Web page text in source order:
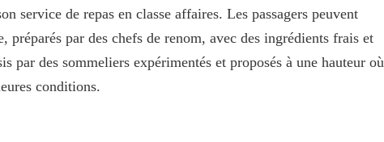
service de repas en classe affaires. Les passagers peuvent
préparés par des chefs de renom, avec des ingrédients frais et
par des sommeliers expérimentés et proposés à une hauteur où
conditions.